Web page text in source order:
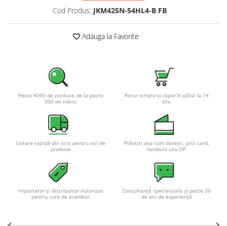
Sisteme fotovoltaice de putere
mica (rulota/caravan/case de
vacanta)
Sisteme fotovoltaice profesionale
Statii de incarcare
Cabluri de incarcare vehicule
Prize de incarcare vehicule
Turbine eoliene pentru casă
Acumulatori VRLA AGM/GEL /
Tractiune / LiFePo4
Cod Produs: JKM425N-54HL4-B FB
Adauga la Favorite
Peste 4000 de produse de la peste
300 de mărci
Retur simplu și rapid în până la 14
zile
Livrare rapidă din stoc pentru mii de
produse
Plătești așa cum dorești, prin card,
ramburs sau OP
Importator și distribuitor autorizat
pentru sute de branduri
Consultanță specializată și peste 20
de ani de experiență